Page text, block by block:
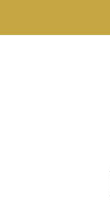
ai contenuti